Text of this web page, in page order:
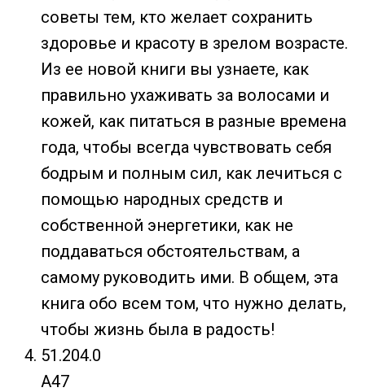
советы тем, кто желает сохранить
здоровье и красоту в зрелом возрасте.
Из ее новой книги вы узнаете, как
правильно ухаживать за волосами и
кожей, как питаться в разные времена
года, чтобы всегда чувствовать себя
бодрым и полным сил, как лечиться с
помощью народных средств и
собственной энергетики, как не
поддаваться обстоятельствам, а
самому руководить ими. В общем, эта
книга обо всем том, что нужно делать,
чтобы жизнь была в радость!
51.204.0
А47